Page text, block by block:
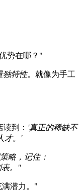
势在哪？"
特性。 就像为手工
到： '真正的稀缺不
才。'
略，记住：
表。"
潜力。"